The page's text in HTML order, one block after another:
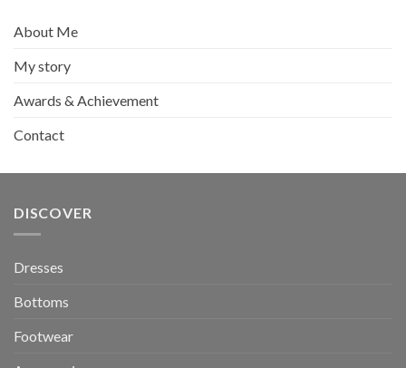
About Me
My story
Awards & Achievement
Contact
DISCOVER
Dresses
Bottoms
Footwear